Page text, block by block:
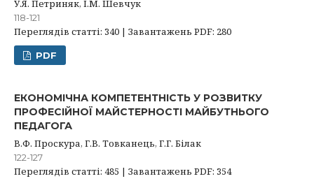
У.Я. Петриняк, І.М. Шевчук
118-121
Переглядів статті: 340 | Завантажень PDF: 280
PDF
ЕКОНОМІЧНА КОМПЕТЕНТНІСТЬ У РОЗВИТКУ
ПРОФЕСІЙНОЇ МАЙСТЕРНОСТІ МАЙБУТНЬОГО
ПЕДАГОГА
В.Ф. Проскура, Г.В. Товканець, Г.Г. Білак
122-127
Переглядів статті: 485 | Завантажень PDF: 354